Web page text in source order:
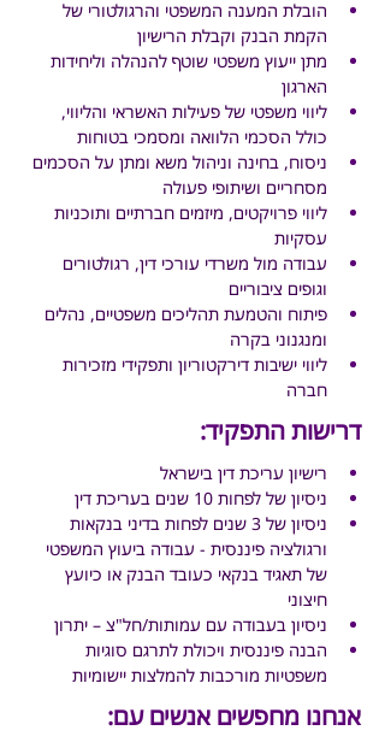
הובלת המענה המשפטי והרגולטורי של
הקמת הבנק וקבלת הרישיון
מתן ייעוץ משפטי שוטף להנהלה וליחידות
הארגון
ליווי משפטי של פעילות האשראי והליווי,
כולל הסכמי הלוואה ומסמכי בטוחות
ניסוח, בחינה וניהול משא ומתן על הסכמים
מסחריים ושיתופי פעולה
ליווי פרויקטים, מיזמים חברתיים ותוכניות
עסקיות
עבודה מול משרדי עורכי דין, רגולטורים
וגופים ציבוריים
פיתוח והטמעת תהליכים משפטיים, נהלים
ומנגנוני בקרה
ליווי ישיבות דירקטוריון ותפקידי מזכירות
חברה
דרישות התפקיד:
רישיון עריכת דין בישראל
ניסיון של לפחות 10 שנים בעריכת דין
ניסיון של 3 שנים לפחות בדיני בנקאות
ורגולציה פיננסית - עבודה ביעוץ המשפטי
של תאגיד בנקאי כעובד הבנק או כיועץ
חיצוני
ניסיון בעבודה עם עמותות/חל"צ – יתרון
הבנה פיננסית ויכולת לתרגם סוגיות
משפטיות מורכבות להמלצות יישומיות
אנחנו מחפשים אנשים עם: